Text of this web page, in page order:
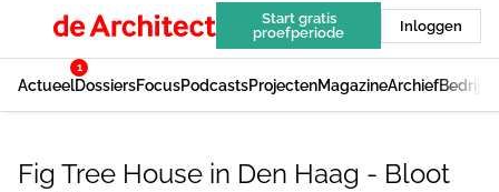
Start gratis
proefperiode
Inloggen
Actueel
1
DossiersFocusPodcastsProjectenMagazineArchief
Fig Tree House in Den Haag - Bloot